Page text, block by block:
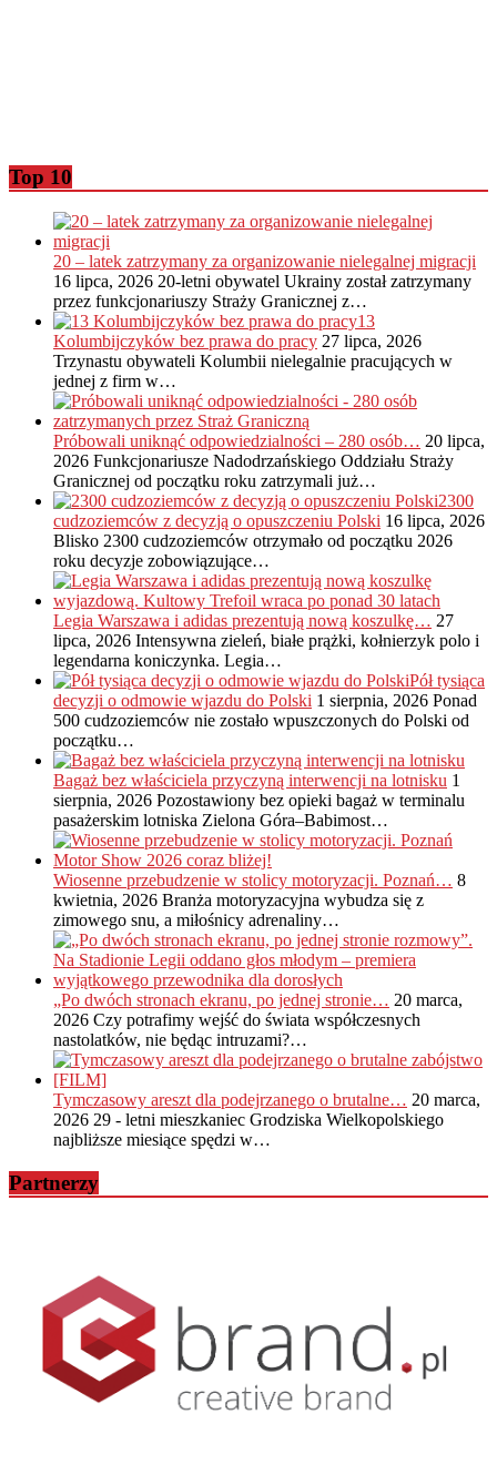
Top 10
20 – latek zatrzymany za organizowanie nielegalnej migracji
16 lipca, 2026 20-letni obywatel Ukrainy został zatrzymany
przez funkcjonariuszy Straży Granicznej z…
13
Kolumbijczyków bez prawa do pracy 27 lipca, 2026
Trzynastu obywateli Kolumbii nielegalnie pracujących w
jednej z firm w…
Próbowali uniknąć odpowiedzialności – 280 osób… 20 lipca,
2026 Funkcjonariusze Nadodrzańskiego Oddziału Straży
Granicznej od początku roku zatrzymali już…
2300
cudzoziemców z decyzją o opuszczeniu Polski 16 lipca, 2026
Blisko 2300 cudzoziemców otrzymało od początku 2026
roku decyzje zobowiązujące…
Legia Warszawa i adidas prezentują nową koszulkę… 27
lipca, 2026 Intensywna zieleń, białe prążki, kołnierzyk polo i
legendarna koniczynka. Legia…
Pół tysiąca
decyzji o odmowie wjazdu do Polski 1 sierpnia, 2026 Ponad
500 cudzoziemców nie zostało wpuszczonych do Polski od
początku…
Bagaż bez właściciela przyczyną interwencji na lotnisku 1
sierpnia, 2026 Pozostawiony bez opieki bagaż w terminalu
pasażerskim lotniska Zielona Góra–Babimost…
Wiosenne przebudzenie w stolicy motoryzacji. Poznań… 8
kwietnia, 2026 Branża motoryzacyjna wybudza się z
zimowego snu, a miłośnicy adrenaliny…
„Po dwóch stronach ekranu, po jednej stronie… 20 marca,
2026 Czy potrafimy wejść do świata współczesnych
nastolatków, nie będąc intruzami?…
Tymczasowy areszt dla podejrzanego o brutalne… 20 marca,
2026 29 - letni mieszkaniec Grodziska Wielkopolskiego
najbliższe miesiące spędzi w…
Partnerzy